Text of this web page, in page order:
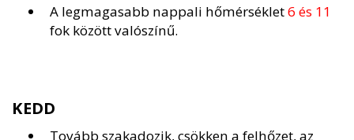
A legmagasabb nappali hőmérséklet6 és 11
fok között valószínű.
KEDD
Tovább szakadozik, csökken a felhőzet, az